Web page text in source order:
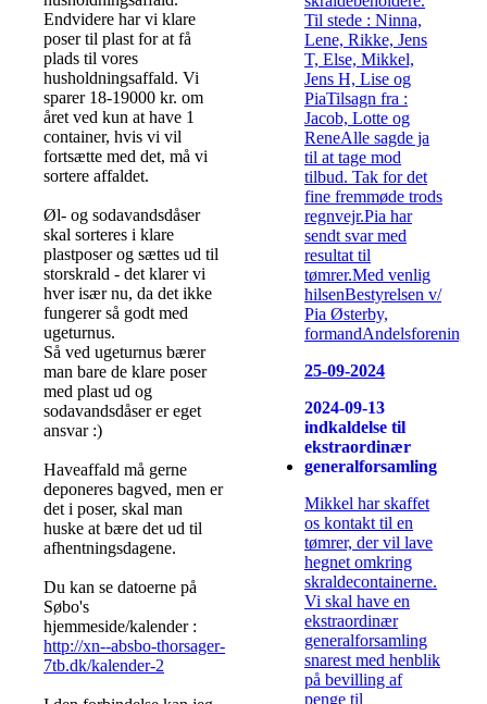
Endvidere har vi klare
poser til plast for at få
plads til vores
husholdningsaffald. Vi
sparer 18-19000 kr. om
året ved kun at have 1
container, hvis vi vil
fortsætte med det, må vi
sortere affaldet.
Øl- og sodavandsdåser
skal sorteres i klare
plastposer og sættes ud til
storskrald - det klarer vi
hver især nu, da det ikke
fungerer så godt med
ugeturnus.
Så ved ugeturnus bærer
man bare de klare poser
med plast ud og
sodavandsdåser er eget
ansvar :)
Haveaffald må gerne
deponeres bagved, men er
det i poser, skal man
huske at bære det ud til
afhentningsdagene.
Du kan se datoerne på
Søbo's
hjemmeside/kalender :
http://xn--absbo-thorsager-
7tb.dk/kalender-2
Til stede : Ninna,
Lene, Rikke, Jens
T, Else, Mikkel,
Jens H, Lise og
PiaTilsagn fra :
Jacob, Lotte og
ReneAlle sagde ja
til at tage mod
tilbud. Tak for det
fine fremmøde trods
regnvejr.Pia har
sendt svar med
resultat til
tømrer.Med venlig
hilsenBestyrelsen v/
Pia Østerby,
25-09-2024
2024-09-13
indkaldelse til
ekstraordinær
generalforsamling
Mikkel har skaffet
os kontakt til en
tømrer, der vil lave
hegnet omkring
skraldecontainerne.
Vi skal have en
ekstraordinær
generalforsamling
snarest med henblik
på bevilling af
penge til